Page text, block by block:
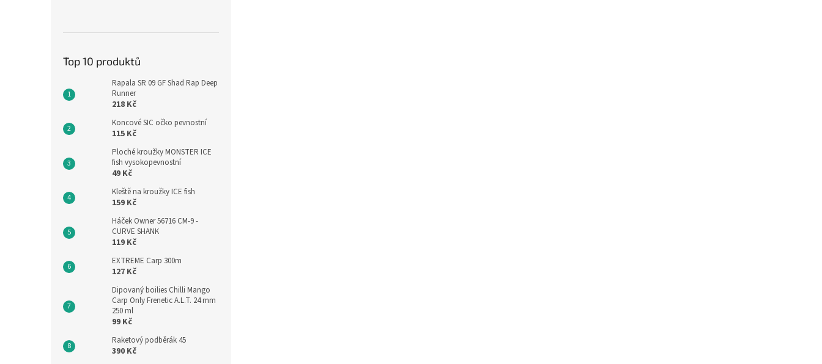
Top 10 produktů
Rapala SR 09 GF Shad Rap Deep
Runner
218 Kč
Koncové SIC očko pevnostní
115 Kč
Ploché kroužky MONSTER ICE
fish vysokopevnostní
49 Kč
Kleště na kroužky ICE fish
159 Kč
Háček Owner 56716 CM-9 -
CURVE SHANK
119 Kč
EXTREME Carp 300m
127 Kč
Dipovaný boilies Chilli Mango
Carp Only Frenetic A.L.T. 24 mm
250 ml
99 Kč
Raketový podběrák 45
390 Kč